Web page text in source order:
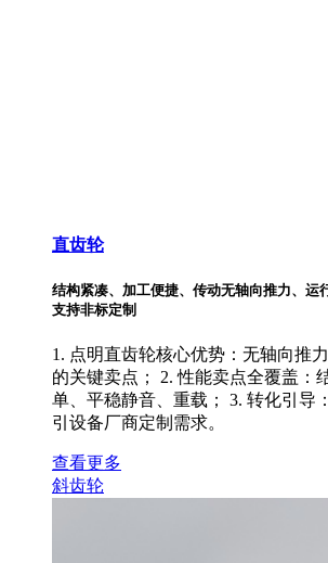
直齿轮
结构紧凑、加工便捷、传动无轴向推力、运
支持非标定制
1. 点明直齿轮核心优势：无轴向推
的关键卖点； 2. 性能卖点全覆盖：
单、平稳静音、重载； 3. 转化引导
引设备厂商定制需求。
查看更多
斜齿轮